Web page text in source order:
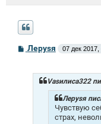
С
Лeрysя 07 дек 2017,
Vasилиса322
Лeрysя
Чувствую
страх,